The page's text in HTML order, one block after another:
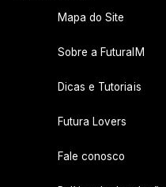
Mapa do Site
Sobre a FuturaIM
Dicas e Tutoriais
Futura Lovers
Fale conosco